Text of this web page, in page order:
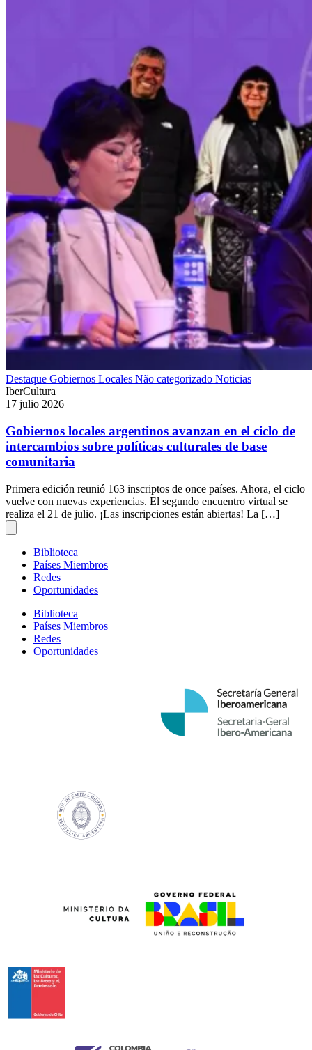
Destaque Gobiernos Locales Não categorizado Noticias
IberCultura
17 julio 2026
Gobiernos locales argentinos avanzan en el ciclo de
intercambios sobre políticas culturales de base
comunitaria
Primera edición reunió 163 inscriptos de once países. Ahora, el ciclo
vuelve con nuevas experiencias. El segundo encuentro virtual se
realiza el 21 de julio. ¡Las inscripciones están abiertas! La […]
Biblioteca
Países Miembros
Redes
Oportunidades
Biblioteca
Países Miembros
Redes
Oportunidades